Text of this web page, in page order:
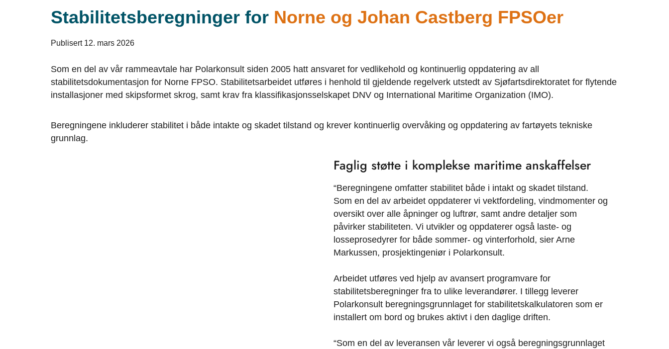
Stabilitetsberegninger for Norne og Johan Castberg FPSOer
Publisert 12. mars 2026
Som en del av vår rammeavtale har Polarkonsult siden 2005 hatt ansvaret for vedlikehold og kontinuerlig oppdatering av all
stabilitetsdokumentasjon for Norne FPSO. Stabilitetsarbeidet utføres i henhold til gjeldende regelverk utstedt av Sjøfartsdirektoratet for flytende
installasjoner med skipsformet skrog, samt krav fra klassifikasjonsselskapet DNV og International Maritime Organization (IMO).
Beregningene inkluderer stabilitet i både intakte og skadet tilstand og krever kontinuerlig overvåking og oppdatering av fartøyets tekniske
grunnlag.
Faglig støtte i komplekse maritime anskaffelser
“Beregningene omfatter stabilitet både i intakt og skadet tilstand.
Som en del av arbeidet oppdaterer vi vektfordeling, vindmomenter og
oversikt over alle åpninger og luftrør, samt andre detaljer som
påvirker stabiliteten. Vi utvikler og oppdaterer også laste- og
losseprosedyrer for både sommer- og vinterforhold, sier Arne
Markussen, prosjektingeniør i Polarkonsult.
Arbeidet utføres ved hjelp av avansert programvare for
stabilitetsberegninger fra to ulike leverandører. I tillegg leverer
Polarkonsult beregningsgrunnlaget for stabilitetskalkulatoren som er
installert om bord og brukes aktivt i den daglige driften.
“Som en del av leveransen vår leverer vi også beregningsgrunnlaget